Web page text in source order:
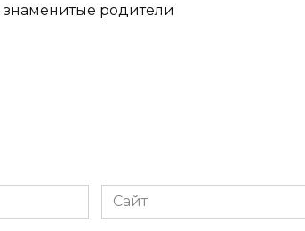
знаменитые родители
Сайт